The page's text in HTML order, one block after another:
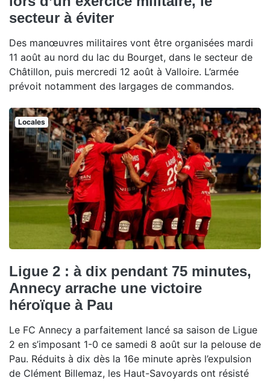
secteur à éviter
Des manœuvres militaires vont être organisées mardi
11 août au nord du lac du Bourget, dans le secteur de
Châtillon, puis mercredi 12 août à Valloire. L’armée
prévoit notamment des largages de commandos.
Locales
Ligue 2 : à dix pendant 75 minutes,
Annecy arrache une victoire
héroïque à Pau
Le FC Annecy a parfaitement lancé sa saison de Ligue
2 en s’imposant 1-0 ce samedi 8 août sur la pelouse de
Pau. Réduits à dix dès la 16e minute après l’expulsion
de Clément Billemaz, les Haut-Savoyards ont résisté